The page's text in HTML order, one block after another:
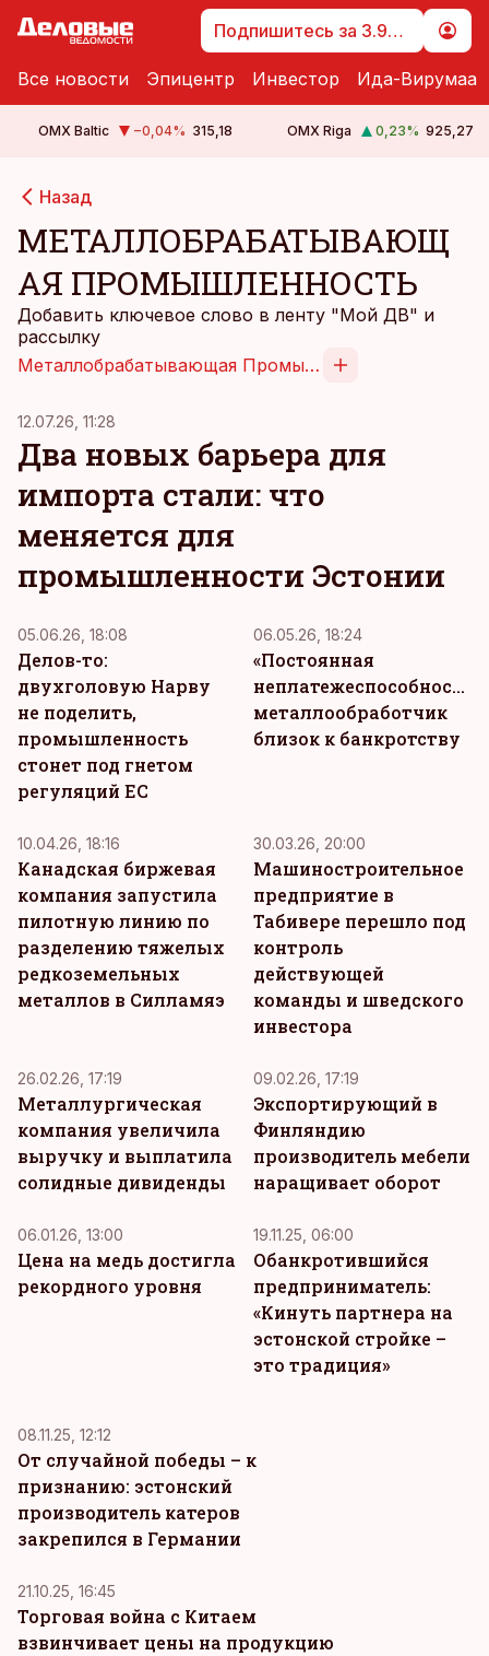
Подпишитесь за 3.99 €
Все новости Эпицентр Инвестор Ида-Вирумаа
OMX Baltic −0,04% 315,18 OMX Riga 0,23% 925,27
Назад
МЕТАЛЛОБРАБАТЫВАЮЩ
АЯ ПРОМЫШЛЕННОСТЬ
Добавить ключевое слово в ленту "Мой ДВ" и
рассылку
Металлобрабатывающая Промышленность
12.07.26, 11:28
Два новых барьера для
импорта стали: что
меняется для
промышленности Эстонии
05.06.26, 18:08
Делов-то:
двухголовую Нарву
не поделить,
промышленность
стонет под гнетом
регуляций ЕС
06.05.26, 18:24
«Постоянная
неплатежеспособность»:
металлообработчик
близок к банкротству
10.04.26, 18:16
Канадская биржевая
компания запустила
пилотную линию по
разделению тяжелых
редкоземельных
металлов в Силламяэ
30.03.26, 20:00
Машиностроительное
предприятие в
Табивере перешло под
контроль
действующей
команды и шведского
инвестора
26.02.26, 17:19
Металлургическая
компания увеличила
выручку и выплатила
солидные дивиденды
09.02.26, 17:19
Экспортирующий в
Финляндию
производитель мебели
наращивает оборот
06.01.26, 13:00
Цена на медь достигла
рекордного уровня
19.11.25, 06:00
Обанкротившийся
предприниматель:
«Кинуть партнера на
эстонской стройке –
это традиция»
08.11.25, 12:12
От случайной победы – к
признанию: эстонский
производитель катеров
закрепился в Германии
21.10.25, 16:45
Торговая война с Китаем
взвинчивает цены на продукцию